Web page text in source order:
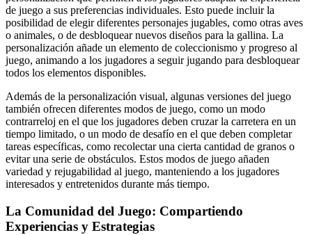
de juego a sus preferencias individuales. Esto puede incluir la
posibilidad de elegir diferentes personajes jugables, como otras aves
o animales, o de desbloquear nuevos diseños para la gallina. La
personalización añade un elemento de coleccionismo y progreso al
juego, animando a los jugadores a seguir jugando para desbloquear
todos los elementos disponibles.
Además de la personalización visual, algunas versiones del juego
también ofrecen diferentes modos de juego, como un modo
contrarreloj en el que los jugadores deben cruzar la carretera en un
tiempo limitado, o un modo de desafío en el que deben completar
tareas específicas, como recolectar una cierta cantidad de granos o
evitar una serie de obstáculos. Estos modos de juego añaden
variedad y rejugabilidad al juego, manteniendo a los jugadores
interesados y entretenidos durante más tiempo.
La Comunidad del Juego: Compartiendo
Experiencias y Estrategias